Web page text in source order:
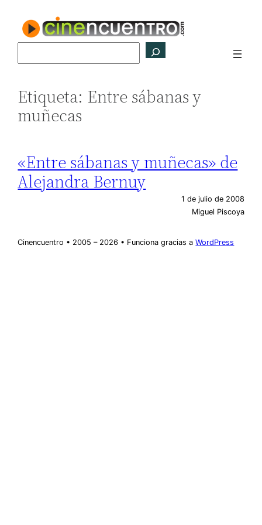
contenido
Etiqueta: Entre sábanas y
muñecas
«Entre sábanas y muñecas» de
Alejandra Bernuy
1 de julio de 2008
Miguel Piscoya
Cinencuentro • 2005 – 2026 • Funciona gracias aWordPress